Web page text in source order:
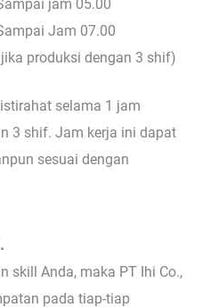
jam 05.00
Jam 07.00
produksi dengan 3 shif)
selama 1 jam
3 shif. Jam kerja ini dapat
sesuai dengan
skill Anda, maka PT Ihi Co.,
pada tiap-tiap